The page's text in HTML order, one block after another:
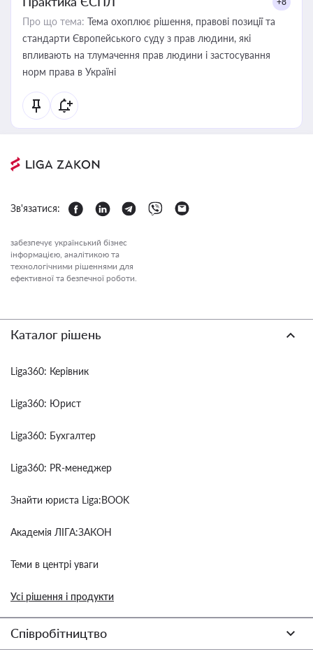
Про що тема: Тема охоплює рішення, правові позиції та
стандарти Європейського суду з прав людини, які
впливають на тлумачення прав людини і застосування
норм права в Україні
Зв'язатися:
забезпечує український бізнес
інформацією, аналітикою та
технологічними рішеннями для
ефективної та безпечної роботи.
Каталог рішень
Liga360: Керівник
Liga360: Юрист
Liga360: Бухгалтер
Liga360: PR-менеджер
Знайти юриста Liga:BOOK
Академія ЛІГА:ЗАКОН
Теми в центрі уваги
Усі рішення і продукти
Співробітництво